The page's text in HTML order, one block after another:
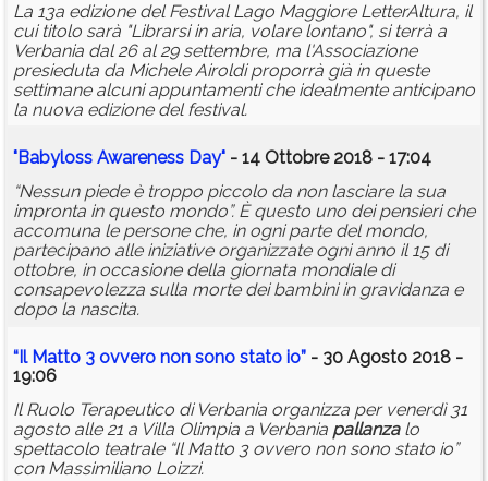
La 13a edizione del Festival Lago Maggiore LetterAltura, il
cui titolo sarà "Librarsi in aria, volare lontano", si terrà a
Verbania dal 26 al 29 settembre, ma l'Associazione
presieduta da Michele Airoldi proporrà già in queste
settimane alcuni appuntamenti che idealmente anticipano
la nuova edizione del festival.
"Babyloss Awareness Day" - 14 Ottobre 2018 - 17:04
“Nessun piede è troppo piccolo da non lasciare la sua
impronta in questo mondo”. È questo uno dei pensieri che
accomuna le persone che, in ogni parte del mondo,
partecipano alle iniziative organizzate ogni anno il 15 di
ottobre, in occasione della giornata mondiale di
consapevolezza sulla morte dei bambini in gravidanza e
dopo la nascita.
“Il Matto 3 ovvero non sono stato io” - 30 Agosto 2018 -
19:06
Il Ruolo Terapeutico di Verbania organizza per venerdì 31
agosto alle 21 a Villa Olimpia a Verbania pallanzalo
spettacolo teatrale “Il Matto 3 ovvero non sono stato io”
con Massimiliano Loizzi.